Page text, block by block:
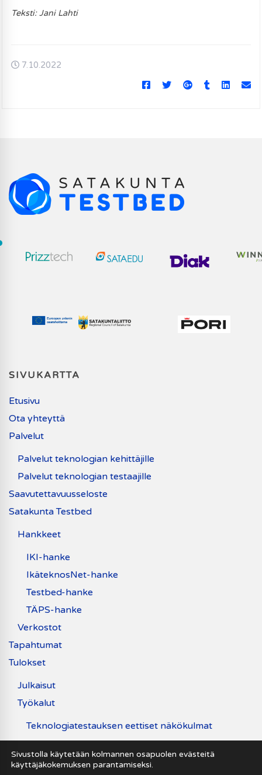
Teksti: Jani Lahti
7.10.2022
SIVUKARTTA
Etusivu
Ota yhteyttä
Palvelut
Palvelut teknologian kehittäjille
Palvelut teknologian testaajille
Saavutettavuusseloste
Satakunta Testbed
Hankkeet
IKI-hanke
IkäteknosNet-hanke
Testbed-hanke
TÄPS-hanke
Verkostot
Tapahtumat
Tulokset
Julkaisut
Työkalut
Teknologiatestauksen eettiset näkökulmat
Uutiset
Sivustolla käytetään kolmannen osapuolen evästeitä
käyttäjäkokemuksen parantamiseksi.